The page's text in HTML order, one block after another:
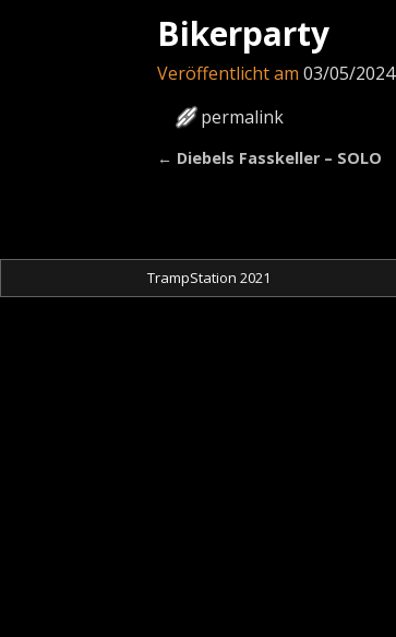
Bikerparty
Veröffentlicht am 03/05/2024
permalink
← Diebels Fasskeller – SOLO
TrampStation 2021